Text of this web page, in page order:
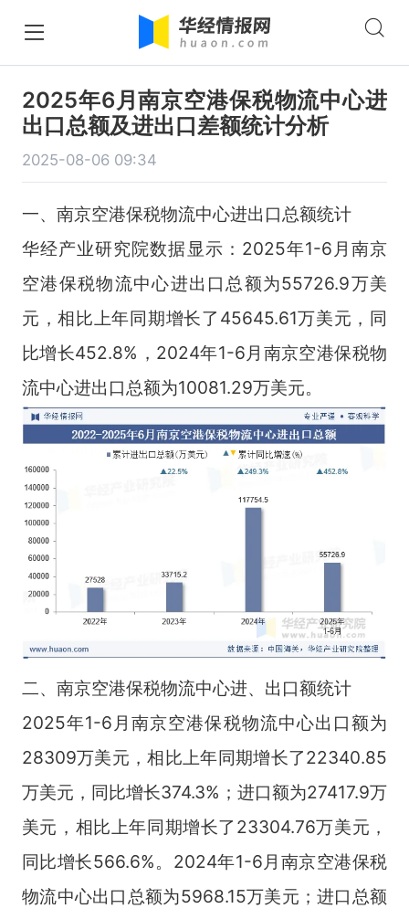
2025年6月南京空港保税物流中心进
出口总额及进出口差额统计分析
2025-08-06 09:34
一、南京空港保税物流中心进出口总额统计
华经产业研究院数据显示：2025年1-6月南京
空港保税物流中心进出口总额为55726.9万美
元，相比上年同期增长了45645.61万美元，同
比增长452.8%，2024年1-6月南京空港保税物
流中心进出口总额为10081.29万美元。
二、南京空港保税物流中心进、出口额统计
2025年1-6月南京空港保税物流中心出口额为
28309万美元，相比上年同期增长了22340.85
万美元，同比增长374.3%；进口额为27417.9万
美元，相比上年同期增长了23304.76万美元，
同比增长566.6%。2024年1-6月南京空港保税
物流中心出口总额为5968.15万美元；进口总额